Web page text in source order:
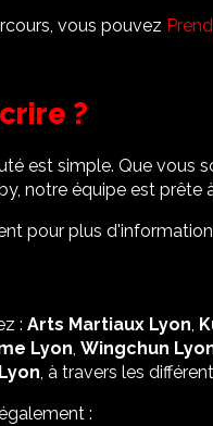
vous pouvez
?
est simple. Que vous
notre équipe est prête
pour plus
: Arts Martiaux Lyon,
Lyon, Wingchun
, à travers les
: